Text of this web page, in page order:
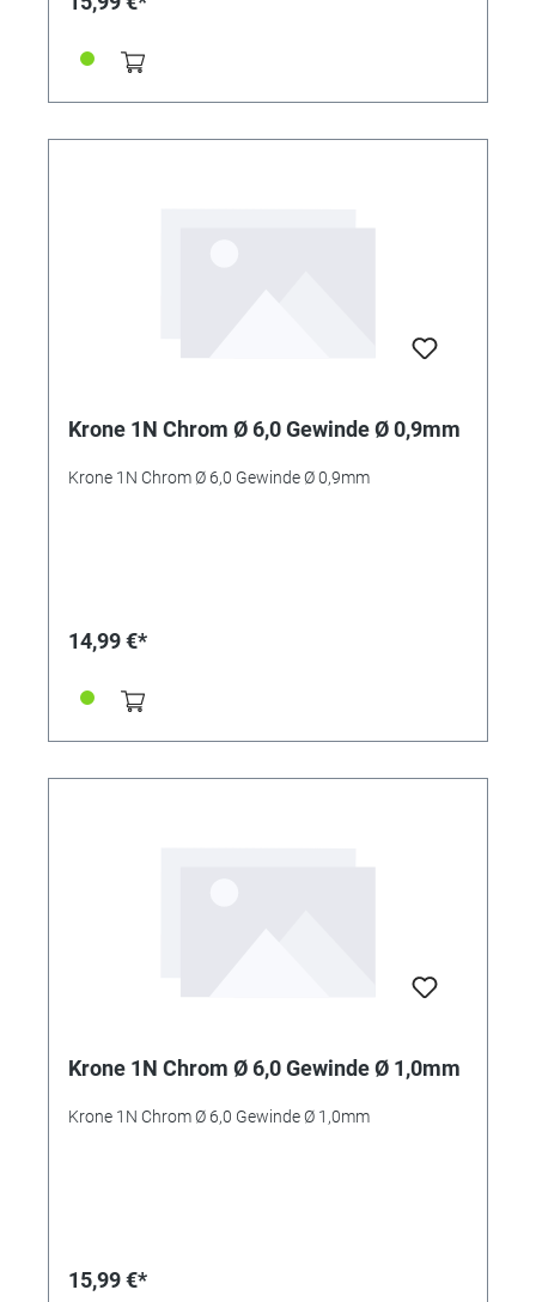
Krone 1N Chrom Ø 6,0 Gewinde Ø 0,9mm
Krone 1N Chrom Ø 6,0 Gewinde Ø 0,9mm
14,99 €*
Krone 1N Chrom Ø 6,0 Gewinde Ø 1,0mm
Krone 1N Chrom Ø 6,0 Gewinde Ø 1,0mm
15,99 €*